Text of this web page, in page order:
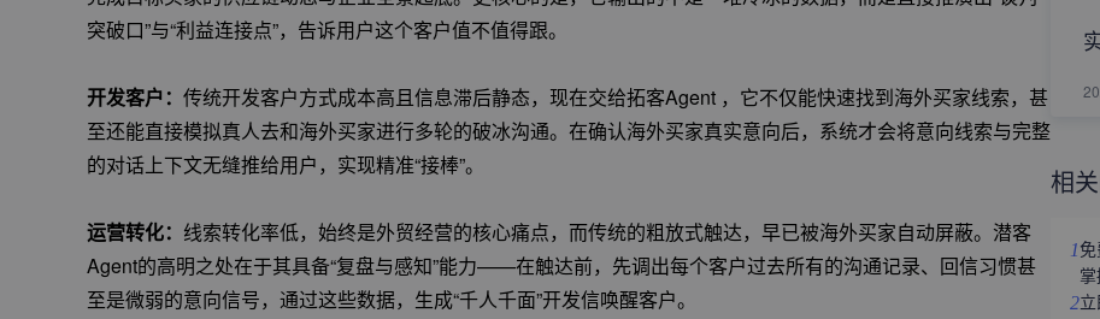
突破口”与“利益连接点”，告诉用户这个客户值不值得跟。
开发客户： 传统开发客户方式成本高且信息滞后静态，现在交给拓客Agent ，它不仅能快速找到海外买家线索，甚
至还能直接模拟真人去和海外买家进行多轮的破冰沟通。在确认海外买家真实意向后，系统才会将意向线索与完整
的对话上下文无缝推给用户，实现精准“接棒”。
运营转化： 线索转化率低，始终是外贸经营的核心痛点，而传统的粗放式触达，早已被海外买家自动屏蔽。潜客
Agent的高明之处在于其具备“复盘与感知”能力——在触达前，先调出每个客户过去所有的沟通记录、回信习惯甚
至是微弱的意向信号，通过这些数据，生成“千人千面”开发信唤醒客户。
相
1 免
掌
2